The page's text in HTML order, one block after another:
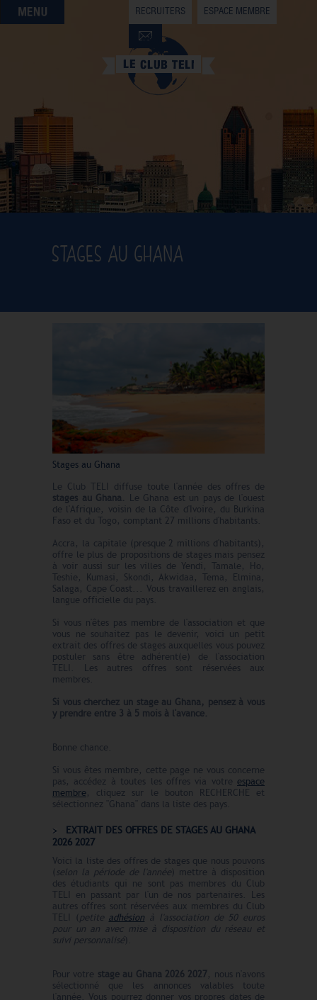
QUI SOMMES-NOUS
QUE CHERCHEZ-VOUS ?
NOS OFFRES PARTENAIRES
DEVENIR MEMBRE
RECRUITERS ESPACE MEMBRE
STAGES AU GHANA
Stages au Ghana
Le Club TELI diffuse toute l'année des offres de
stages au Ghana. Le Ghana est un pays de l'ouest
de l'Afrique, voisin de la Côte d'Ivoire, du Burkina
Faso et du Togo, comptant 27 millions d'habitants.
Accra, la capitale (presque 2 millions d'habitants),
offre le plus de propositions de stages mais pensez
à voir aussi sur les villes de Yendi, Tamale, Ho,
Teshie, Kumasi, Skondi, Akwidaa, Tema, Elmina,
Salaga, Cape Coast... Vous travaillerez en anglais,
langue officielle du pays.
Si vous n'êtes pas membre de l'association et que
vous ne souhaitez pas le devenir, voici un petit
extrait des offres de stages auxquelles vous pouvez
postuler sans être adhérent(e) de l'association
TELI. Les autres offres sont réservées aux
membres.
Si vous cherchez un stage au Ghana, pensez à vous
y prendre entre 3 à 5 mois à l'avance.
Bonne chance.
Si vous êtes membre, cette page ne vous concerne
pas, accédez à toutes les offres via votre espace
membre, cliquez sur le bouton RECHERCHE et
sélectionnez "Ghana" dans la liste des pays.
EXTRAIT DES OFFRES DE STAGES AU GHANA
2026 2027
Voici la liste des offres de stages que nous pouvons
(selon la période de l'année ) mettre à disposition
des étudiants qui ne sont pas membres du Club
TELI en passant par l'un de nos partenaires. Les
autres offres sont réservées aux membres du Club
TELI (petite adhésion à l'association de 50 euros
pour un an avec mise à disposition du réseau et
suivi personnalisé ).
Pour votre stage au Ghana 2026 2027, nous n'avons
sélectionné que les annonces valables toute
l'année. Vous pourrez donner vos propres dates de